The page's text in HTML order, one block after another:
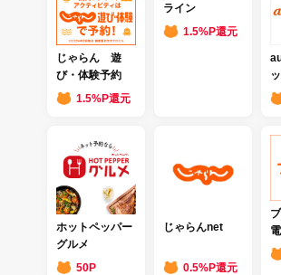
じゃらん 遊
び・体験予約
1.5%P還元
ライン
1.5%P還元
ホットペッパー
グルメ
50P
じゃらんnet
0.5%P還元